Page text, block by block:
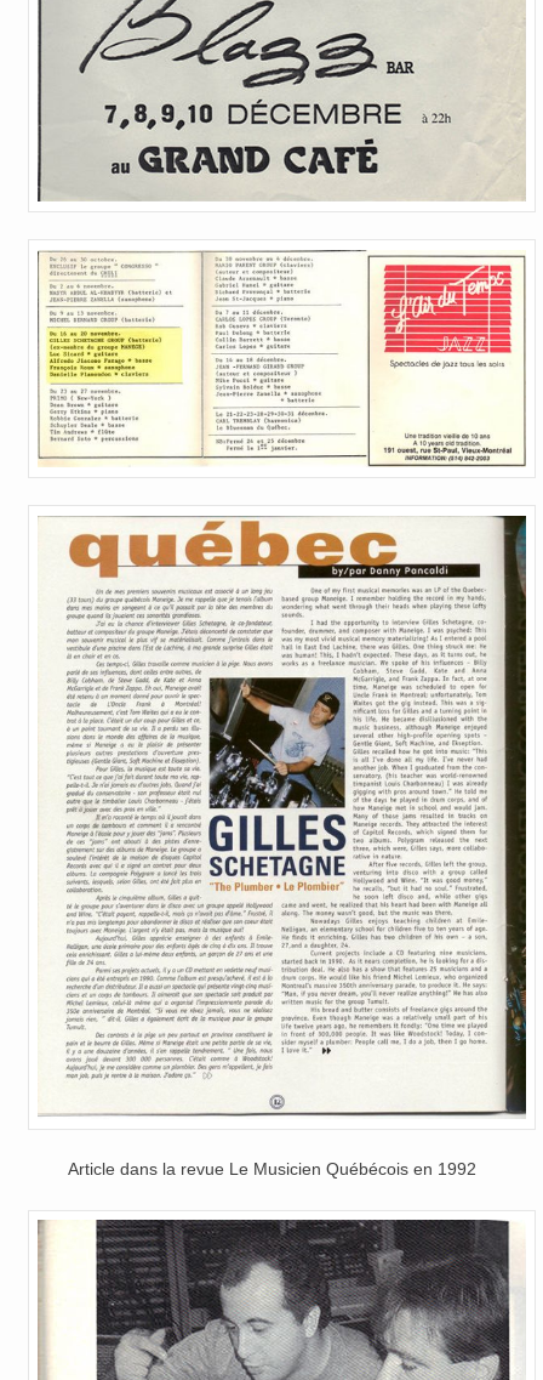
Article dans la revue Le Musicien Québécois en 1992